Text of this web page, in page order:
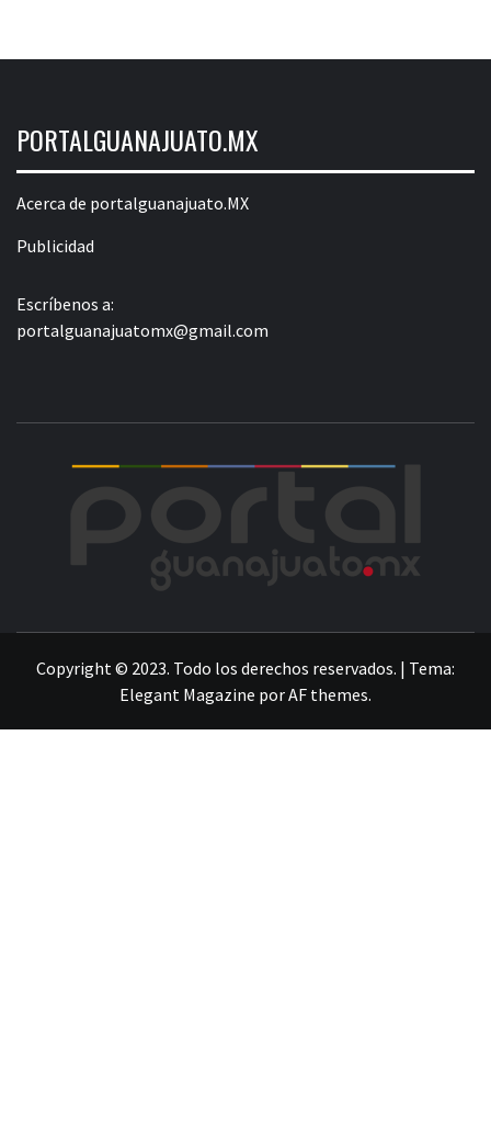
PORTALGUANAJUATO.MX
Acerca de portalguanajuato.MX
Publicidad
Escríbenos a:
portalguanajuatomx@gmail.com
Copyright © 2023. Todo los derechos reservados. | Tema:
Elegant Magazine porAF themes.